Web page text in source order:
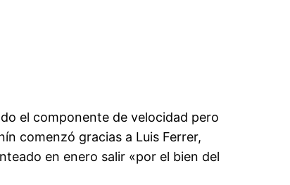
el componente de velocidad pero
comenzó gracias a Luis Ferrer,
en enero salir «por el bien del